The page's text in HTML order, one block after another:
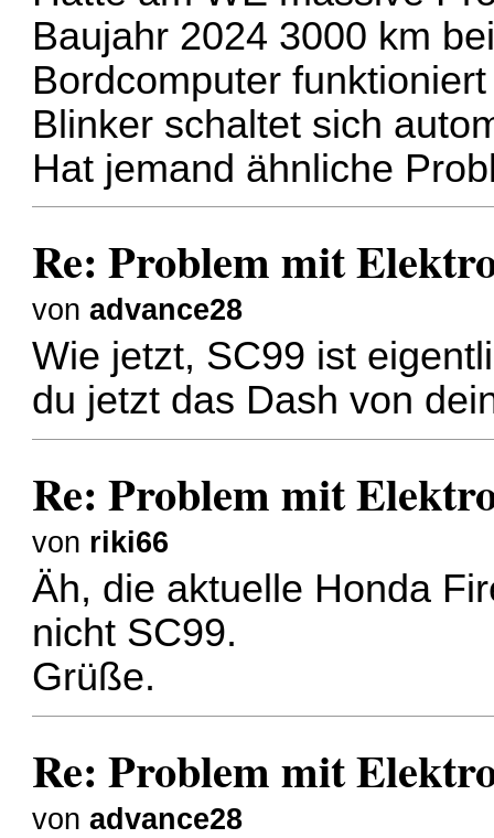
Baujahr 2024 3000 km
Bordcomputer
Blinker schaltet sich
Hat jemand ähnliche
Re: Problem mit
vonadvance28
Wie jetzt, SC99 ist
du jetzt das Dash von
Re: Problem mit
von riki66
Äh, die aktuelle Honda
nicht SC99.
Grüße.
Re: Problem mit
vonadvance28